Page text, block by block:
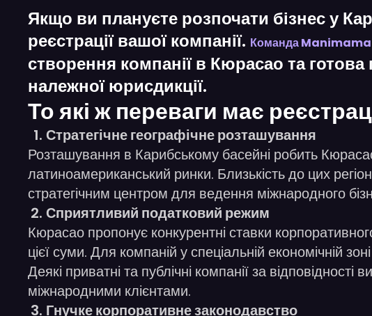
Якщо ви плануєте розпочати бізнес у
реєстрації вашої компанії. Команда Manimama
створення компанії в Кюрасао та
належної юрисдикції.
То які ж переваги має
Стратегічне географічне розташування
Розташування в Карибському басейні робить
латиноамериканський ринки. Близькість до цих
стратегічним центром для ведення міжнародного
Сприятливий податковий режим
Кюрасао пропонує конкурентні ставки
цієї суми. Для компаній у спеціальній економічній
Деякі приватні та публічні компанії за
міжнародними клієнтами.
Гнучке корпоративне законодавство